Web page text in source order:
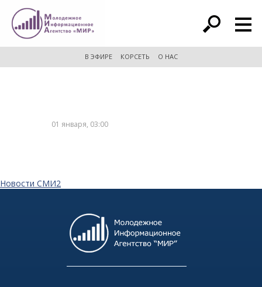
расширенный поиск
В ЭФИРЕ КОРСЕТЬ О НАС
01 января, 03:00
Новости СМИ2